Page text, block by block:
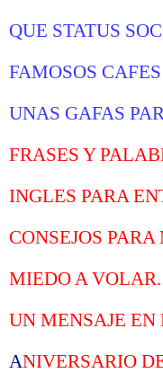
QUE STATUS
FAMOSOS
UNAS GAFAS
FRASES Y
INGLES PARA
CONSEJOS
MIEDO A
UN MENSAJE
ANIVERSARIO